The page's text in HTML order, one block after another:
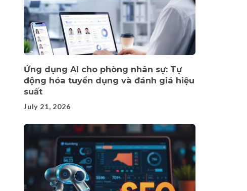
Ứng dụng AI cho phòng nhân sự: Tự
động hóa tuyển dụng và đánh giá hiệu
suất
July 21, 2026